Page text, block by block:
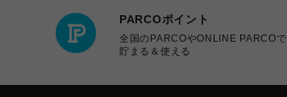
PARCOポイント
全国のPARCOやONLINE PARCOで
貯まる＆使える